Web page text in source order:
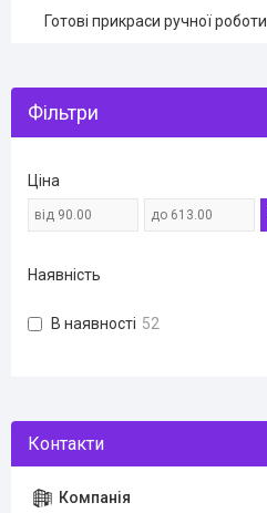
Готові прикраси ручної роботи
Фільтри
Ціна
Наявність
В наявності 52